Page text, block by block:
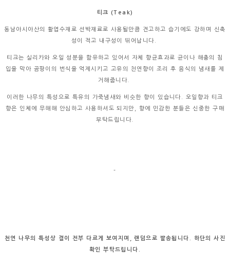
티크 (Teak)
동남아시아산의 활엽수재로 선박재료로 사용될만큼 견고하고 습기에도 강하며 신축
성이 적고 내구성이 뛰어납니다.
티크는 실리카와 오일 성분을 함유하고 있어서 자체 향균효과로 균이나 해충의 침
입을 막아 곰팡이의 번식을 억제시키고 고유의 천연향이 조리 후 음식의 냄새를 제
거해줍니다.
이러한 나무의 특성으로 특유의 가죽냄새와 비슷한 향이 있습니다. 오일향과 티크
향은 인체에 무해해 안심하고 사용하셔도 되지만, 향에 민감한 분들은 신중한 구매
부탁드립니다.
-
천연 나무의 특성상 결이 전부 다르게 보여지며, 랜덤으로 발송됩니다. 하단의 사진
확인 부탁드립니다.